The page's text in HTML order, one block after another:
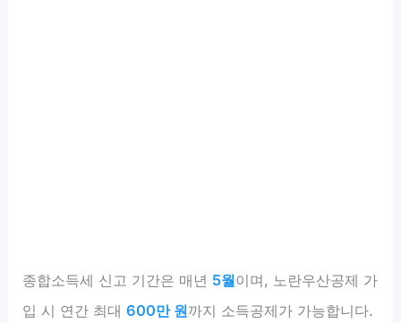
종합소득세 신고 기간은 매년 5월이며, 노란우산공제 가
입 시 연간 최대600만 원까지 소득공제가 가능합니다.